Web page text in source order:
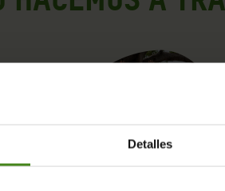
Detalles